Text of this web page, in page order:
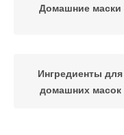
Домашние маски
Ингредиенты для
домашних масок